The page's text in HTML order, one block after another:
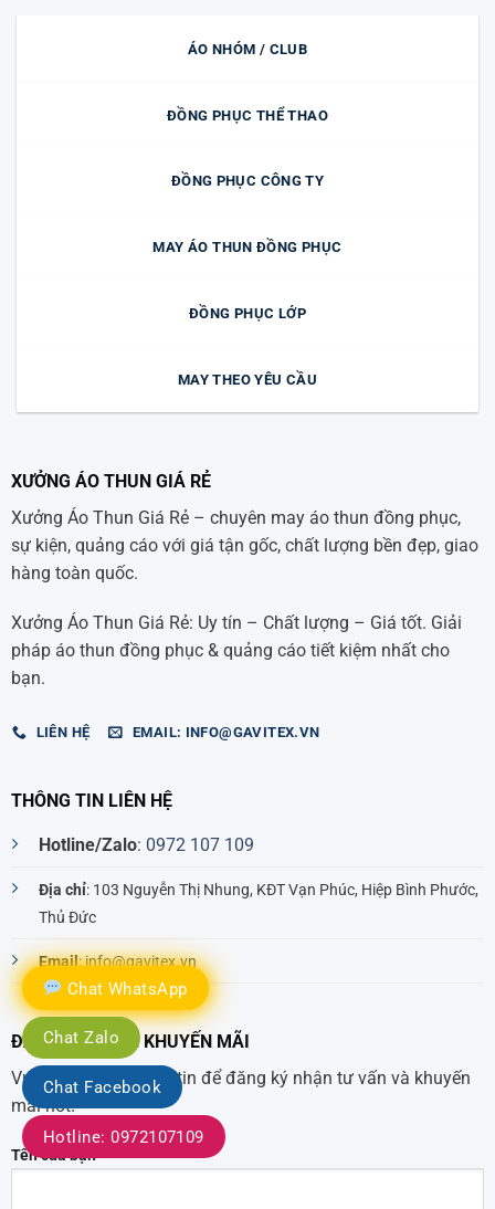
Chat WhatsApp
Chat Zalo
Chat Facebook
Hotline: 0972107109
ÁO NHÓM / CLUB
ĐỒNG PHỤC THỂ THAO
ĐỒNG PHỤC CÔNG TY
MAY ÁO THUN ĐỒNG PHỤC
ĐỒNG PHỤC LỚP
MAY THEO YÊU CẦU
XƯỞNG ÁO THUN GIÁ RẺ
Xưởng Áo Thun Giá Rẻ – chuyên may áo thun đồng phục,
sự kiện, quảng cáo với giá tận gốc, chất lượng bền đẹp, giao
hàng toàn quốc.
Xưởng Áo Thun Giá Rẻ: Uy tín – Chất lượng – Giá tốt. Giải
pháp áo thun đồng phục & quảng cáo tiết kiệm nhất cho
bạn.
LIÊN HỆ EMAIL: INFO@GAVITEX.VN
THÔNG TIN LIÊN HỆ
Hotline/Zalo: 0972 107 109
Địa chỉ: 103 Nguyễn Thị Nhung, KĐT Vạn Phúc, Hiệp Bình Phước,
Thủ Đức
Email:info@gavitex.vn
ĐĂNG KÝ NHẬN KHUYẾN MÃI
Vui lòng để lại thông tin để đăng ký nhận tư vấn và khuyến
mãi hot!
Tên của bạn